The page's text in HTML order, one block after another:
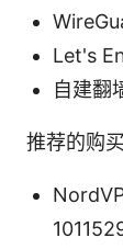
Let's
自建翻
推荐的购